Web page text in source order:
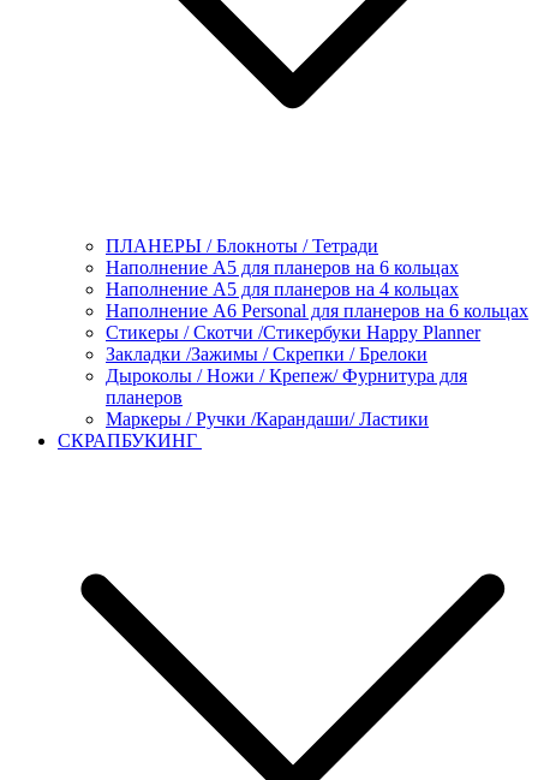
ПЛАНЕРЫ / Блокноты / Тетради
Наполнение А5 для планеров на 6 кольцах
Наполнение А5 для планеров на 4 кольцах
Наполнение А6 Personal для планеров на 6 кольцах
Стикеры / Скотчи /Стикербуки Happy Planner
Закладки /Зажимы / Скрепки / Брелоки
Дыроколы / Ножи / Крепеж/ Фурнитура для
планеров
Маркеры / Ручки /Карандаши/ Ластики
СКРАПБУКИНГ